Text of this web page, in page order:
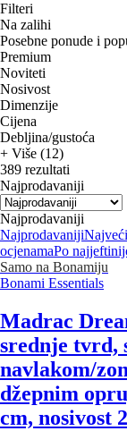
Filteri
Na zalihi
Posebne ponude i
Premium
Noviteti
Nosivost
Dimenzije
Cijena
Debljina/gustoća
+ Više (12)
389 rezultati
Najprodavaniji
Najprodavaniji
Najprodavaniji
ocjenamaPo
Samo na Bonamiju
Bonami Essentials
Madrac
srednje tvrd,
navlakom/
džepnim
cm, nosivost